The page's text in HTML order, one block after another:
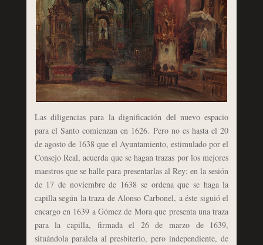
Las diligencias para la dignificación del nuevo espacio
para el Santo comienzan en 1626. Pero no es hasta el 20
de agosto de 1638 que el Ayuntamiento, estimulado por el
Consejo Real, acuerda que se hagan trazas por los mejores
maestros que se halle para presentarlas al Rey; en la sesión
de 17 de noviembre de 1638 se ordena que se haga la
capilla según la traza de Alonso Carbonel, a éste siguió el
encargo en 1639 a Gómez de Mora que presenta una traza
para la capilla, firmada el 26 de marzo de 1639,
situándola paralela al presbiterio, pero independiente, de